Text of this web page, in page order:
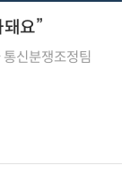
요”
신분쟁조정팀